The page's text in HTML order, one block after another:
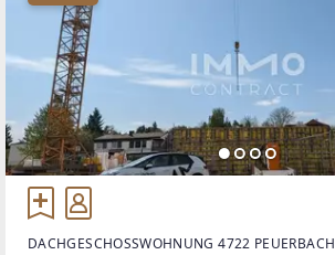
DACHGESCHOSSWOHNUNG 4722 PEUERBACH